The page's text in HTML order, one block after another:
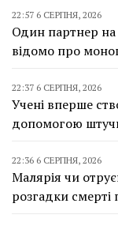
22:57 6 СЕРПНЯ, 2026
Один партнер на
відомо про
22:37 6 СЕРПНЯ, 2026
Учені вперше
допомогою
22:36 6 СЕРПНЯ, 2026
Малярія чи
розгадки смерті